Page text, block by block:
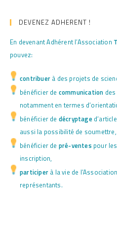
DEVENEZ ADHERENT !
En devenant Adhérent l’Association
pouvez:
contribuer à des projets de
bénéficier de communication
notamment en termes
bénéficier de décryptage
aussi la possibilité de soumettre,
bénéficier de pré-ventes pour
inscription,
participer à la vie de
représentants.